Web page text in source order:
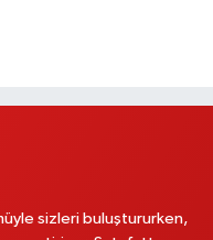
sizleri buluştururken,